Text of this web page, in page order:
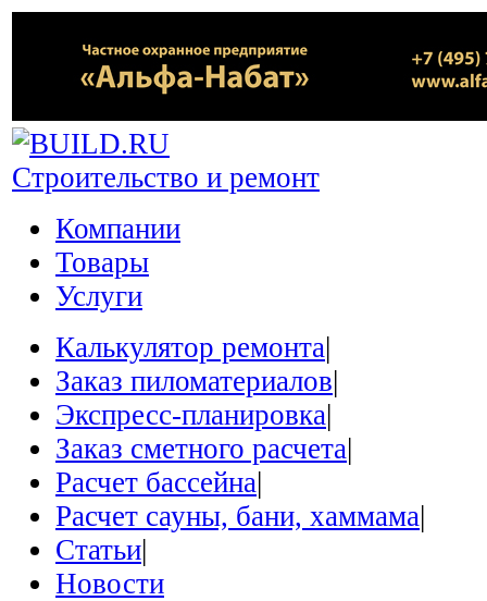
Строительство и ремонт
Компании
Товары
Услуги
Калькулятор ремонта|
Заказ пиломатериалов|
Экспресс-планировка|
Заказ сметного расчета|
Расчет бассейна|
Расчет сауны, бани, хаммама|
Статьи|
Новости